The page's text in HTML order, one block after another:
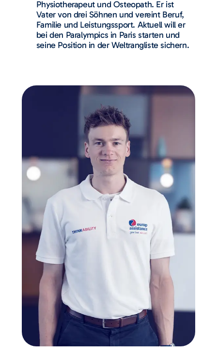
Physiotherapeut und Osteopath. Er ist
Vater von drei Söhnen und vereint Beruf,
Familie und Leistungssport. Aktuell will er
bei den Paralympics in Paris starten und
seine Position in der Weltrangliste sichern.